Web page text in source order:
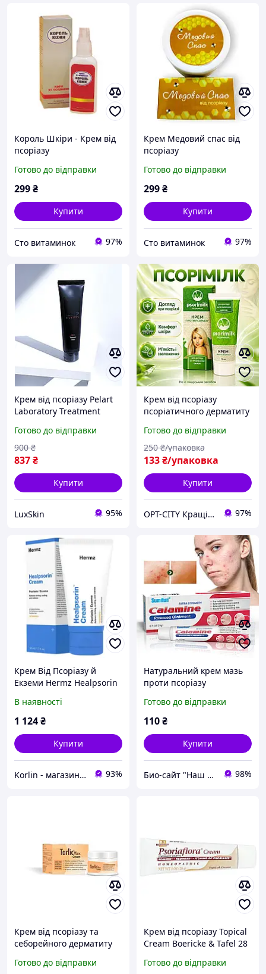
Король Шкіри - Крем від
псоріазу
Готово до відправки
299₴
Купити
Сто витаминок 97%
Крем Медовий спас від
псоріазу
Готово до відправки
299₴
Купити
Сто витаминок 97%
Крем від псоріазу Pelart
Laboratory Treatment
Готово до відправки
837₴
900 ₴
Купити
LuxSkin 95%
Крем від псоріазу
псоріатичного дерматиту
подразнення anko-D4077
Готово до відправки
133₴/упаковка
250 ₴/упаковка
Купити
OPT-CITY Кращі ціни в інтернеті 97%
Крем Від Псоріазу й
Екземи Hermz Healpsorin
Доставка з ЄС
В наявності
1 124₴
Купити
Korlin - магазин натуральної косметики, вітамінів та мінералів, органічного харчування 93%
Натуральний крем мазь
проти псоріазу
(Іганергінг) 15 г (2в1) з
милом
Готово до відправки
110₴
Купити
Био-сайт "Наш Восток" 98%
Крем від псоріазу та
себорейного дерматиту
Tarlic Max Cream 100г
Готово до відправки
Крем від псоріазу Topical
Cream Boericke & Tafel 28
Готово до відправки